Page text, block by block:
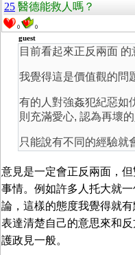
25 醫德能救人嗎？
0 0
guest
目前看起來正反兩面
我覺得這是價值觀的問
有的人對強姦犯紀惡如
則充滿愛心, 認為再壞
只能說有不同的經驗就
意見是一定會正反兩面，
事情。例如許多人托大就
論，這樣的態度我覺得就
表達清楚自己的意思來和
護政見一般。